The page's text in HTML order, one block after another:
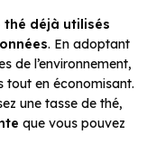
thé déjà utilisés
. En adoptant
de l’environnement,
tout en économisant.
une tasse de thé,
que vous pouvez